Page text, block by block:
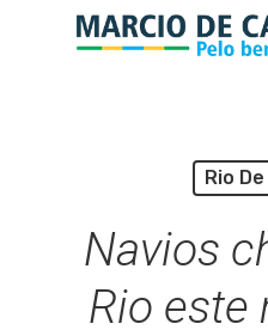
Rio
Navios
Rio este